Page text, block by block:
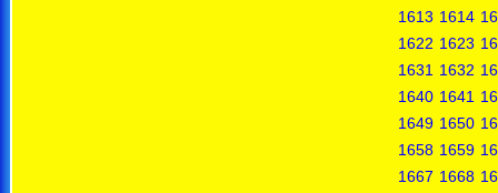
1613 1614
1622 1623
1631 1632
1640 1641
1649 1650
1658 1659
1667 1668